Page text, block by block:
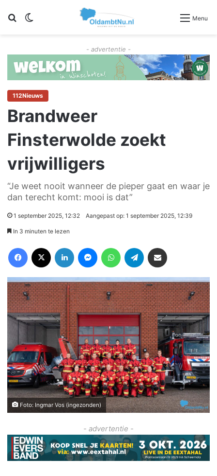
Zoeken Menu
- advertentie -
112Nieuws
Brandweer
Finsterwolde zoekt
vrijwilligers
“Je weet nooit wanneer de pieper gaat en waar je
dan terecht komt: mooi is dat”
1 september 2025, 12:32 Aangepast op: 1 september 2025, 12:39
In 3 minuten te lezen
Foto: Ingmar Vos (ingezonden)
- advertentie -